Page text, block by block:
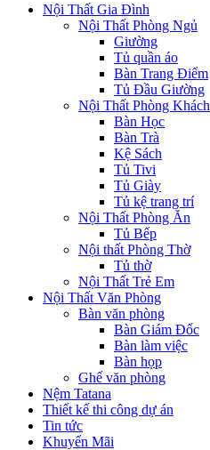
Nội Thất Gia Đình
Nội Thất Phòng Ngủ
Giường
Tủ quần áo
Bàn Trang Điểm
Tủ Đầu Giường
Nội Thất Phòng Khách
Bàn Học
Bàn Trà
Kệ Sách
Tủ Tivi
Tủ Giày
Tủ kệ trang trí
Nội Thất Phòng Ăn
Tủ Bếp
Nội thất Phòng Thờ
Tủ thờ
Nội Thất Trẻ Em
Nội Thất Văn Phòng
Bàn văn phòng
Bàn Giám Đốc
Bàn làm việc
Bàn họp
Ghế văn phòng
Nệm Tatana
Thiết kế thi công dự án
Tin tức
Khuyến Mãi